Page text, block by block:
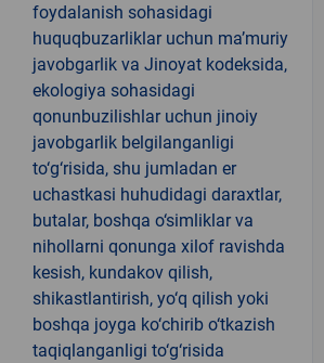
foydalanish sohasidagi
huquqbuzarliklar uchun ma’muriy
javobgarlik va Jinoyat kodeksida,
ekologiya sohasidagi
qonunbuzilishlar uchun jinoiy
javobgarlik belgilanganligi
to‘g‘risida, shu jumladan er
uchastkasi huhudidagi daraxtlar,
butalar, boshqa o‘simliklar va
nihollarni qonunga xilof ravishda
kesish, kundakov qilish,
shikastlantirish, yo‘q qilish yoki
boshqa joyga ko‘chirib o‘tkazish
taqiqlanganligi to‘g‘risida